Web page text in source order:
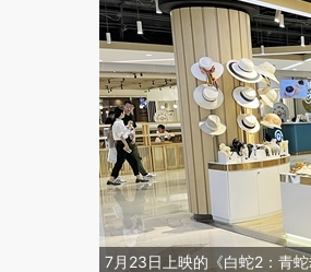
7月23日上映的《白蛇2：青